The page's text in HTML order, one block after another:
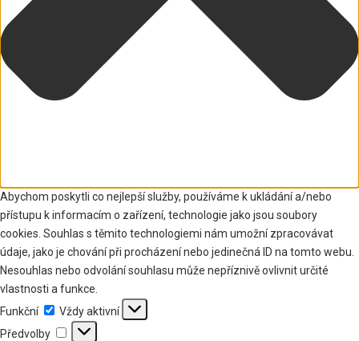
Abychom poskytli co nejlepší služby, používáme k ukládání a/nebo
přístupu k informacím o zařízení, technologie jako jsou soubory
cookies. Souhlas s těmito technologiemi nám umožní zpracovávat
údaje, jako je chování při procházení nebo jedinečná ID na tomto webu.
Nesouhlas nebo odvolání souhlasu může nepříznivě ovlivnit určité
vlastnosti a funkce.
Funkční
Funkční
Vždy aktivní
Předvolby
Předvolby